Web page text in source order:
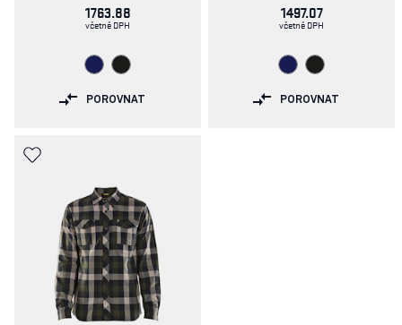
1763.88
včetně DPH
POROVNAT
1497.07
včetně DPH
POROVNAT